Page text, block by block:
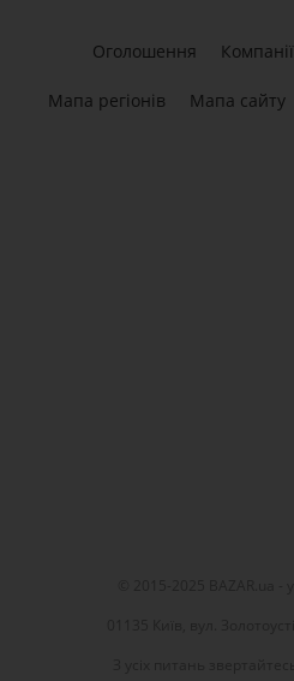
Оголошення Компанії
Мапа регіонів Мапа сайту